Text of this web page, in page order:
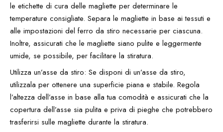
le etichette di cura delle magliette per determinare le
temperature consigliate. Separa le magliette in base ai tessuti e
alle impostazioni del ferro da stiro necessarie per ciascuna.
Inoltre, assicurati che le magliette siano pulite e leggermente
umide, se possibile, per facilitare la stiratura.
Utilizza un’asse da stiro: Se disponi di un’asse da stiro,
utilizzala per ottenere una superficie piana e stabile. Regola
l’altezza dell’asse in base alla tua comodità e assicurati che la
copertura dell’asse sia pulita e priva di pieghe che potrebbero
trasferirsi sulle magliette durante la stiratura.